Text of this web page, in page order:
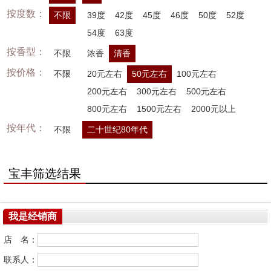
按度数： 不限 39度 42度 45度 46度 50度
52度
54度
63度
按香型： 不限 浓香 清香
按价格： 不限 20元左右 50元左右
100元左右
200元左右
300元左右
500元左右
800元左右
1500元左右 2000元以上
按年代： 不限 二十世纪80年代
宝丰筛选结果
我是经销商
店 名：
联系人：